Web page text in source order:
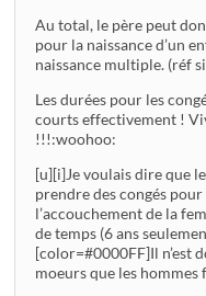
Au total, le père peut
pour la naissance d’un
naissance multiple. (réf
Les durées pour les
courts effectivement !
!!!:woohoo:
[u][i]Je voulais dire que
prendre des congés
l’accouchement de la
de temps (6 ans
[color=#0000FF]Il n’est
moeurs que les hommes